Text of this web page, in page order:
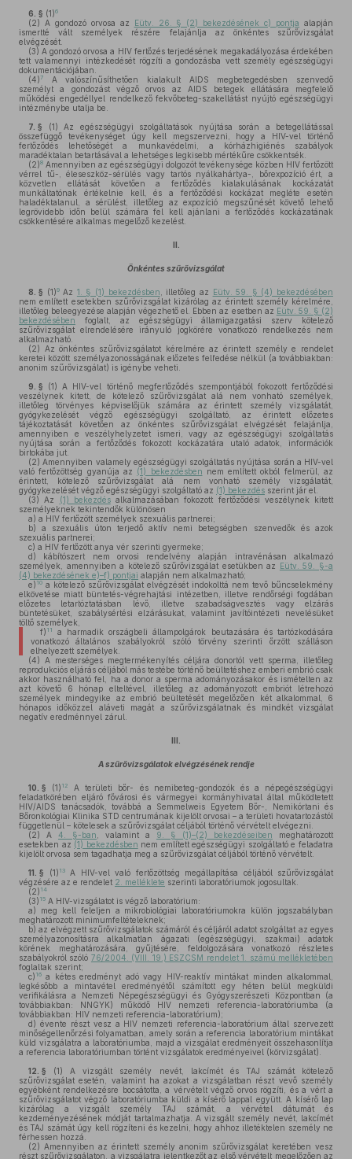
6. § (1)6
(2) A gondozó orvosa az Eütv. 26. § (2) bekezdésének c) pontja alapján
ismertté vált személyek részére felajánlja az önkéntes szűrővizsgálat
elvégzését.
(3) A gondozó orvosa a HIV fertőzés terjedésének megakadályozása érdekében
tett valamennyi intézkedését rögzíti a gondozásba vett személy egészségügyi
dokumentációjában.
(4)7
A valószínűsíthetően kialakult AIDS megbetegedésben szenvedő
személyt a gondozást végző orvos az AIDS betegek ellátására megfelelő
működési engedéllyel rendelkező fekvőbeteg-szakellátást nyújtó egészségügyi
intézménybe utalja be.
7. § (1) Az egészségügyi szolgáltatások nyújtása során a betegellátással
összefüggő tevékenységet úgy kell megszervezni, hogy a HIV-vel történő
fertőződés lehetőségét a munkavédelmi, a kórházhigiénés szabályok
maradéktalan betartásával a lehetséges legkisebb mértékűre csökkentsék.
(2)8 Amennyiben az egészségügyi dolgozót tevékenysége közben HIV fertőzött
vérrel tű-, éleseszköz-sérülés vagy tartós nyálkahártya-, bőrexpozíció ért, a
közvetlen ellátását követően a fertőződés kialakulásának kockázatát
munkáltatónak értékelnie kell, és a fertőződési kockázat megléte esetén
haladéktalanul, a sérülést, illetőleg az expozíció megszűnését követő lehető
legrövidebb időn belül számára fel kell ajánlani a fertőződés kockázatának
csökkentésére alkalmas megelőző kezelést.
II.
Önkéntes szűrővizsgálat
8. § (1)9Az 1. § (1) bekezdésben , illetőleg az Eütv. 59. § (4) bekezdésében
nem említett esetekben szűrővizsgálat kizárólag az érintett személy kérelmére,
illetőleg beleegyezése alapján végezhető el. Ebben az esetben az Eütv. 59. § (2)
bekezdésében foglalt, az egészségügyi államigazgatási szerv kötelező
szűrővizsgálat elrendelésére irányuló jogkörére vonatkozó rendelkezés nem
alkalmazható.
(2) Az önkéntes szűrővizsgálatot kérelmére az érintett személy e rendelet
keretei között személyazonosságának előzetes felfedése nélkül (a továbbiakban:
anonim szűrővizsgálat) is igénybe veheti.
9. § (1) A HIV-vel történő megfertőződés szempontjából fokozott fertőződési
veszélynek kitett, de kötelező szűrővizsgálat alá nem vonható személyek,
illetőleg törvényes képviselőjük számára az érintett személy vizsgálatát,
gyógykezelését végző egészségügyi szolgáltató, az érintett előzetes
tájékoztatását követően az önkéntes szűrővizsgálat elvégzését felajánlja,
amennyiben e veszélyhelyzetet ismeri, vagy az egészségügyi szolgáltatás
nyújtása során a fertőződés fokozott kockázatára utaló adatok, információk
birtokába jut.
(2) Amennyiben valamely egészségügyi szolgáltatás nyújtása során a HIV-vel
való fertőzöttség gyanúja az (1) bekezdésben nem említett okból felmerül, az
érintett, kötelező szűrővizsgálat alá nem vonható személy vizsgálatát,
gyógykezelését végző egészségügyi szolgáltató az (1) bekezdés szerint jár el.
(3) Az (1) bekezdésalkalmazásában fokozott fertőződési veszélynek kitett
személyeknek tekintendők különösen
a) a HIV fertőzött személyek szexuális partnerei;
b) a szexuális úton terjedő aktív nemi betegségben szenvedők és azok
szexuális partnerei;
c) a HIV fertőzött anya vér szerinti gyermeke;
d) kábítószert nem orvosi rendelvény alapján intravénásan alkalmazó
személyek, amennyiben a kötelező szűrővizsgálat esetükben az Eütv. 59. §-a
(4) bekezdésének e)–f) pontjai alapján nem alkalmazható;
e) 10 a kötelező szűrővizsgálat elvégzését indokolttá nem tevő bűncselekmény
elkövetése miatt büntetés-végrehajtási intézetben, illetve rendőrségi fogdában
előzetes letartóztatásban lévő, illetve szabadságvesztés vagy elzárás
büntetésüket, szabálysértési elzárásukat, valamint javítóintézeti nevelésüket
töltő személyek,
f) 11
a harmadik országbeli állampolgárok beutazására és tartózkodására
vonatkozó általános szabályokról szóló törvény szerinti őrzött szálláson
elhelyezett személyek.
(4) A mesterséges megtermékenyítés céljára donortól vett sperma, illetőleg
reprodukciós eljárás céljából más testébe történő beültetéshez emberi embrió csak
akkor használható fel, ha a donor a sperma adományozásakor és ismételten az
azt követő 6 hónap elteltével, illetőleg az adományozott embriót létrehozó
személyek mindegyike az embrió beültetését megelőzően két alkalommal, 6
hónapos időközzel aláveti magát a szűrővizsgálatnak és mindkét vizsgálat
negatív eredménnyel zárul.
III.
A szűrővizsgálatok elvégzésének rendje
10. § (1) 12
A területi bőr- és nemibeteg-gondozók és a népegészségügyi
feladatkörében eljáró fővárosi és vármegyei kormányhivatal által működtetett
HIV/AIDS tanácsadók, továbbá a Semmelweis Egyetem Bőr-, Nemikórtani és
Bőronkológiai Klinika STD centrumának kijelölt orvosai – a területi hovatartozástól
függetlenül – kötelesek a szűrővizsgálat céljából történő vérvételt elvégezni.
(2) A 4. §-ban , valamint a 9. § (1)–(2) bekezdéseiben meghatározott
esetekben az (1) bekezdésben nem említett egészségügyi szolgáltató e feladatra
kijelölt orvosa sem tagadhatja meg a szűrővizsgálat céljából történő vérvételt.
11. § (1) 13A HIV-vel való fertőzöttség megállapítása céljából szűrővizsgálat
végzésére az e rendelet 2. melléklete szerinti laboratóriumok jogosultak.
(2) 14
(3) 15 A HIV-vizsgálatot is végző laboratórium:
a) meg kell feleljen a mikrobiológiai laboratóriumokra külön jogszabályban
meghatározott minimumfeltételeknek;
b) az elvégzett szűrővizsgálatok számáról és céljáról adatot szolgáltat az egyes
személyazonosításra alkalmatlan ágazati (egészségügyi, szakmai) adatok
körének meghatározására, gyűjtésére, feldolgozására vonatkozó részletes
szabályokról szóló 76/2004. (VIII. 19.) ESZCSM rendelet 1. számú mellékletében
foglaltak szerint;
c) 16 a kétes eredményt adó vagy HIV-reaktív mintákat minden alkalommal,
legkésőbb a mintavétel eredményétől számított egy héten belül megküldi
verifikálásra a Nemzeti Népegészségügyi és Gyógyszerészeti Központban (a
továbbiakban: NNGYK) működő HIV nemzeti referencia-laboratóriumba (a
továbbiakban: HIV nemzeti referencia-laboratórium);
d) évente részt vesz a HIV nemzeti referencia-laboratórium által szervezett
minőségellenőrzési folyamatban, amely során a referencia laboratórium mintákat
küld vizsgálatra a laboratóriumba, majd a vizsgálat eredményeit összehasonlítja
a referencia laboratóriumban történt vizsgálatok eredményeivel (körvizsgálat).
12. § (1) A vizsgált személy nevét, lakcímét és TAJ számát kötelező
szűrővizsgálat esetén, valamint ha azokat a vizsgálatban részt vevő személy
egyébként rendelkezésre bocsátotta, a vérvételt végző orvos rögzíti, és a vért a
szűrővizsgálatot végző laboratóriumba küldi a kísérő lappal együtt. A kísérő lap
kizárólag a vizsgált személy TAJ számát, a vérvétel dátumát és
kezdeményezésének módját tartalmazhatja. A vizsgált személy nevét, lakcímét
és TAJ számát úgy kell rögzíteni és kezelni, hogy ahhoz illetéktelen személy ne
férhessen hozzá.
(2) Amennyiben az érintett személy anonim szűrővizsgálat keretében vesz
részt szűrővizsgálaton, a vizsgálatra jelentkezőt az első vérvételt megelőzően az